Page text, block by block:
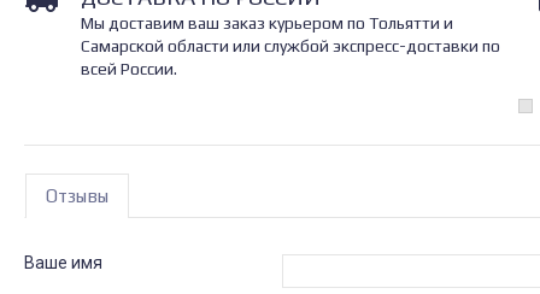
Мы доставим ваш заказ курьером по Тольятти и
Самарской области или службой экспресс-доставки по
всей России.
Отзывы
Ваше имя